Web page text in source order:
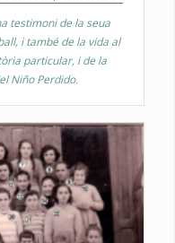
testimoni de la seua
i també de la vida al
particular, i de la
Niño Perdido.